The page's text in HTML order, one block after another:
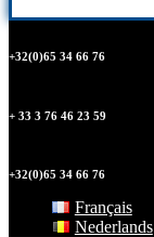
+32(0)65 34 66 76
+ 33 3 76 46 23 59
+32(0)65 34 66 76
Français
Nederlands